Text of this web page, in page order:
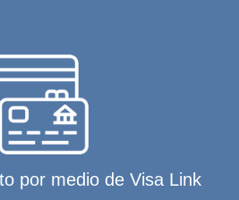
por medio de Visa Link